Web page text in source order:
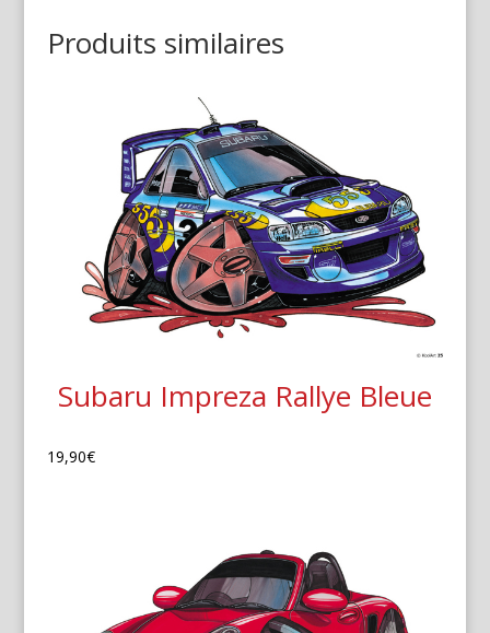
Produits similaires
Subaru Impreza Rallye Bleue
19,90€